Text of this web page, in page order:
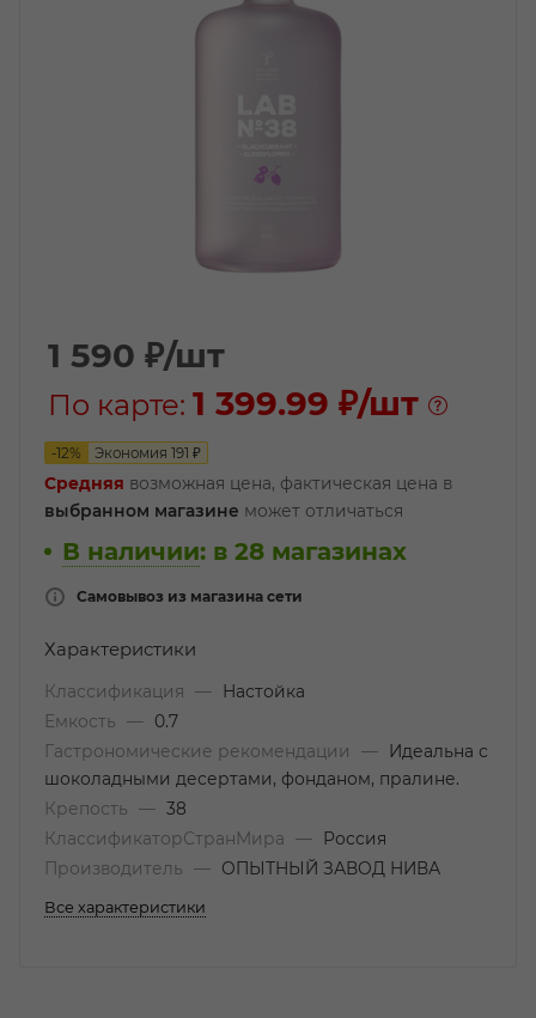
1 590 ₽/шт
По карте: 1 399.99 ₽/шт
-12% Экономия 191 ₽
Средняя возможная цена, фактическая цена в
выбранном магазине может отличаться
В наличии: в 28 магазинах
Самовывоз из магазина сети
Характеристики
Классификация —
Настойка
Емкость
—
0.7
Гастрономические рекомендации
—
Идеальна с
шоколадными десертами, фонданом, пралине.
Крепость
— 38
КлассификаторСтранМира
—
Россия
Производитель
— ОПЫТНЫЙ ЗАВОД НИВА
Все характеристики